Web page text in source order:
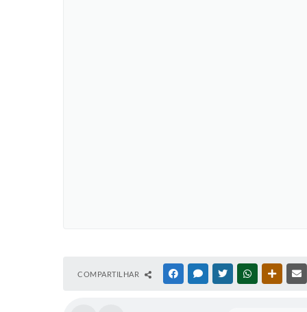
COMPARTILHAR FACEBOOKMESSENGER
TWITTERWHATSAPP